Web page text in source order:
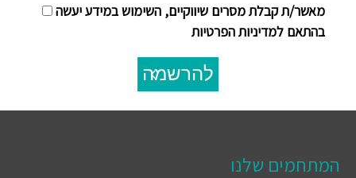
מאשר/ת קבלת מסרים שיווקיים, השימוש במידע יעשה
בהתאם למדיניות הפרטיות
להרשמה
המתחמים שלנו